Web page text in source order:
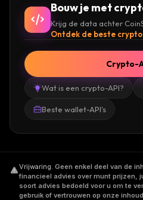
Bouw je met
Krijg de data achter
Ontdek de beste
Wat is een crypto-API?
Beste wallet-API's
Crypto-
Vrijwaring. Geen enkel deel van de
financieel advies over munt prijzen,
soort advies bedoeld voor u om te
gebruik of vertrouwen op onze